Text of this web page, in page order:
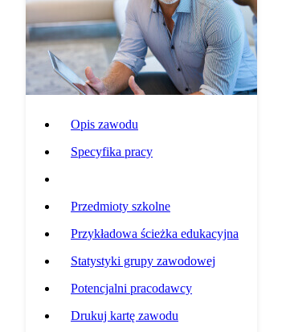
Opis zawodu
Specyfika pracy
Przedmioty szkolne
Przykładowa ścieżka edukacyjna
Statystyki grupy zawodowej
Potencjalni pracodawcy
Drukuj kartę zawodu